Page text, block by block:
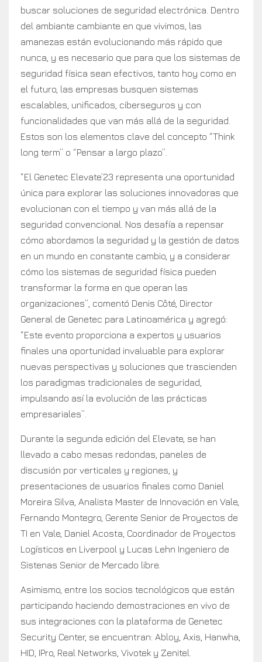
buscar soluciones de seguridad electrónica. Dentro
del ambiante cambiante en que vivimos, las
amanezas están evolucionando más rápido que
nunca, y es necesario que para que los sistemas de
seguridad física sean efectivos, tanto hoy como en
el futuro, las empresas busquen sistemas
escalables, unificados, ciberseguros y con
funcionalidades que van más allá de la seguridad.
Estos son los elementos clave del concepto “Think
long term” o “Pensar a largo plazo”.
“El Genetec Elevate’23 representa una oportunidad
única para explorar las soluciones innovadoras que
evolucionan con el tiempo y van más allá de la
seguridad convencional. Nos desafía a repensar
cómo abordamos la seguridad y la gestión de datos
en un mundo en constante cambio, y a considerar
cómo los sistemas de seguridad física pueden
transformar la forma en que operan las
organizaciones”, comentó Denis Côté, Director
General de Genetec para Latinoamérica y agregó:
“Este evento proporciona a expertos y usuarios
finales una oportunidad invaluable para explorar
nuevas perspectivas y soluciones que trascienden
los paradigmas tradicionales de seguridad,
impulsando así la evolución de las prácticas
empresariales”.
Durante la segunda edición del Elevate, se han
llevado a cabo mesas redondas, paneles de
discusión por verticales y regiones, y
presentaciones de usuarios finales como Daniel
Moreira Silva, Analista Master de Innovación en Vale,
Fernando Montegro, Gerente Senior de Proyectos de
TI en Vale, Daniel Acosta, Coordinador de Proyectos
Logísticos en Liverpool y Lucas Lehn Ingeniero de
Sistenas Senior de Mercado libre.
Asimismo, entre los socios tecnológicos que están
participando haciendo demostraciones en vivo de
sus integraciones con la plataforma de Genetec
Security Center, se encuentran: Abloy, Axis, Hanwha,
HID, IPro, Real Networks, Vivotek y Zenitel.